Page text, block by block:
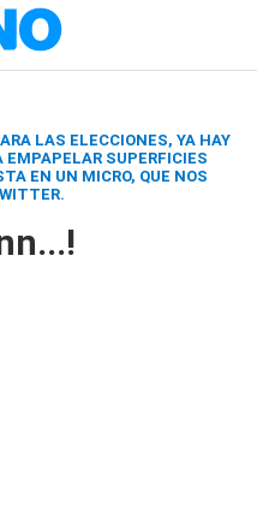
LAS ELECCIONES, YA HAY
SUPERFICIES
EN UN MICRO, QUE NOS